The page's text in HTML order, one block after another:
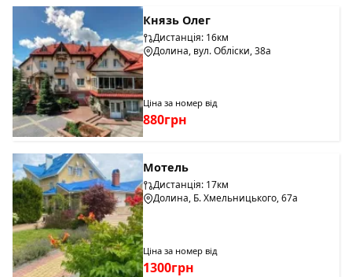
Князь Олег
Дистанція: 16км
Долина, вул. Обліски, 38а
Ціна за номер від
880грн
Мотель
Дистанція: 17км
Долина, Б. Хмельницького, 67а
Ціна за номер від
1300грн